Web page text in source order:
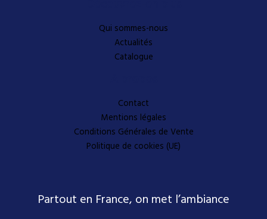
Qui sommes-nous
Actualités
Catalogue
Contact
Mentions légales
Conditions Générales de Vente
Politique de cookies (UE)
Partout en France, on met l’ambiance